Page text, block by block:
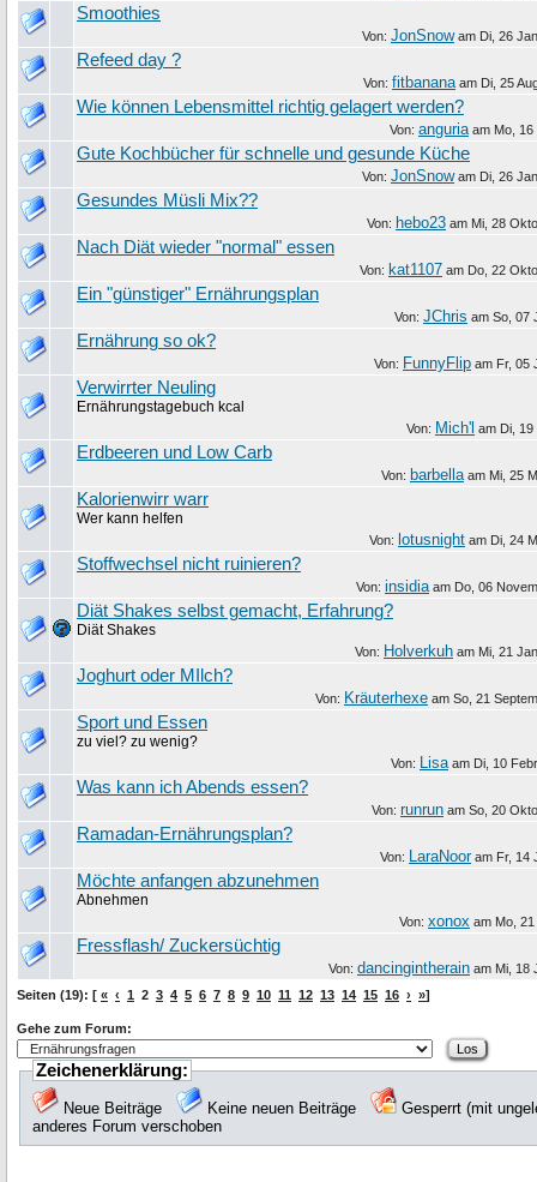
Smoothies
Von: JonSnowam Di, 26
Refeed day ?
Von: fitbanana am Di, 25
Wie können Lebensmittel richtig gelagert werden?
Von: anguria am Mo, 16
Gute Kochbücher für schnelle und gesunde Küche
Von: JonSnowam Di, 26
Gesundes Müsli Mix??
Von: hebo23 am Mi, 28
Nach Diät wieder "normal" essen
Von: kat1107 am Do, 22
Ein "günstiger" Ernährungsplan
Von: JChris am So, 07
Ernährung so ok?
Von: FunnyFlip am Fr, 05
Verwirrter Neuling
Ernährungstagebuch kcal
Von: Mich'l am Di,
Erdbeeren und Low Carb
Von: barbella am Mi, 25
Kalorienwirr warr
Wer kann helfen
Von: lotusnight am Di, 24
Stoffwechsel nicht ruinieren?
Von: insidia am Do, 06
Diät Shakes selbst gemacht, Erfahrung?
Diät Shakes
Von: Holverkuh am Mi, 21
Joghurt oder MIlch?
Von: Kräuterhexe am So, 21
Sport und Essen
zu viel? zu wenig?
Von: Lisa am Di, 10
Was kann ich Abends essen?
Von: runrun am So, 20
Ramadan-Ernährungsplan?
Von: LaraNooram Fr, 14
Möchte anfangen abzunehmen
Abnehmen
Von: xonox am Mo,
Fressflash/ Zuckersüchtig
Von: dancingintherain am Mi, 18
Seiten (19): [ « ‹ 1 2 3 4 5 6 7 8 9 10 11 12 13 14 15 16 › »]
Gehe zum Forum:
Zeichenerklärung:
Neue Beiträge Keine neuen Beiträge
Gesperrt (mit
anderes Forum verschoben